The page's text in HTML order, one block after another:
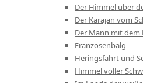
Der Himmel über
Der Karajan vom
Der Mann mit
Franzosenbalg
Heringsfahrt und
Himmel voller